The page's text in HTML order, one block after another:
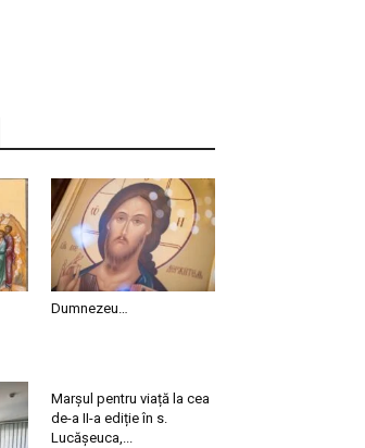
Dumnezeu…
Marșul pentru viață la cea
de-a II-a ediție în s.
Lucășeuca,...